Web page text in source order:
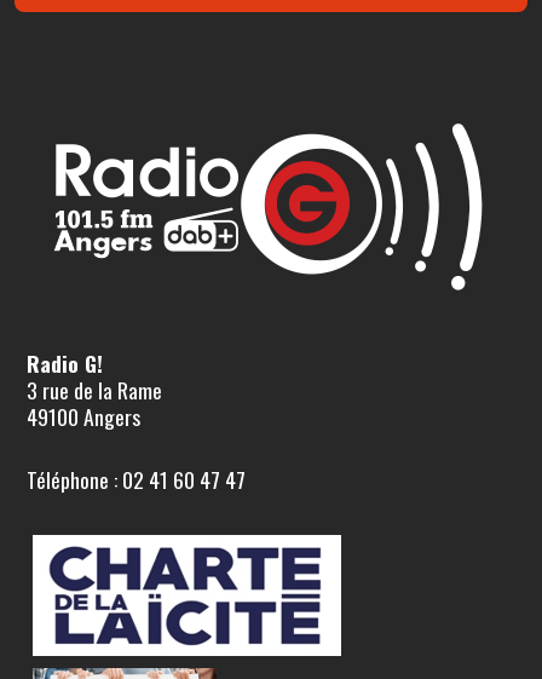
Radio G!
3 rue de la Rame
49100 Angers
Téléphone : 02 41 60 47 47